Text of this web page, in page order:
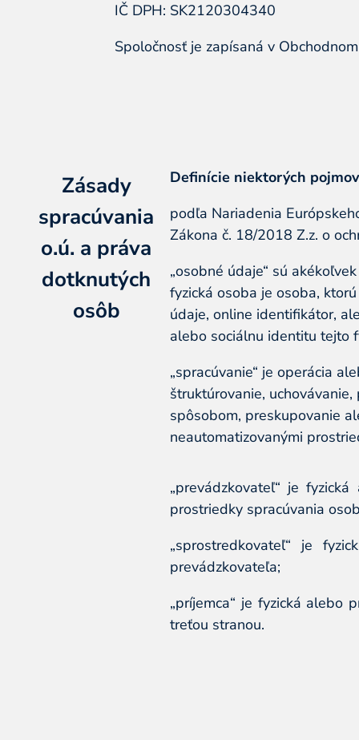
IČ DPH: SK2120304340
Spoločnosť je zapísaná v
Zásady
spracúvania
o.ú. a práva
dotknutých
osôb
Definície niektorých pojmov
podľa Nariadenia
Zákona č. 18/2018 Z.z. o
„osobné údaje“ sú
fyzická osoba je osoba,
údaje, online identifikátor,
alebo sociálnu identitu tejto
„spracúvanie“ je operácia
štruktúrovanie,
spôsobom, preskupovanie
neautomatizovanými
„prevádzkovateľ“ je
prostriedky spracúvania
„sprostredkovateľ“ je
prevádzkovateľa;
„príjemca“ je fyzická alebo
treťou stranou.